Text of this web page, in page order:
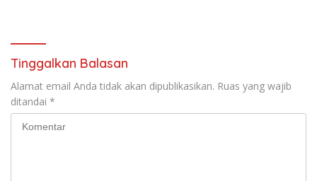
Tinggalkan Balasan
Alamat email Anda tidak akan dipublikasikan. Ruas yang wajib
ditandai *